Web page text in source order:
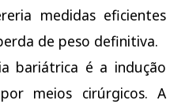
medidas eficientes
de peso definitiva.
bariátrica é a indução
meios cirúrgicos. A